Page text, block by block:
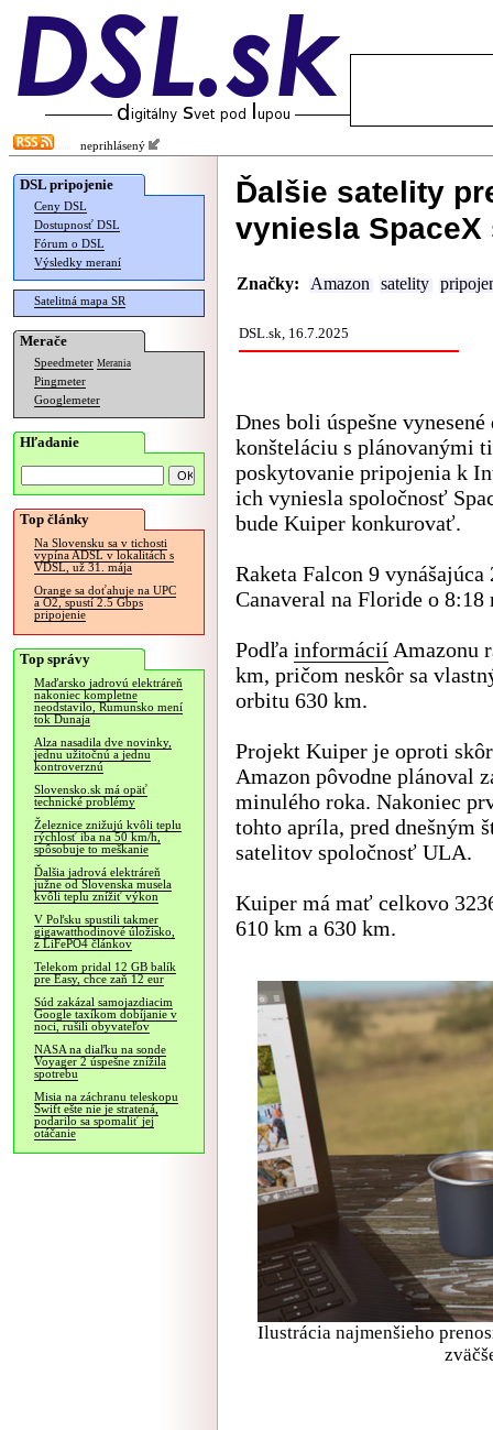
neprihlásený
DSL pripojenie
Ceny DSL
Dostupnosť DSL
Fórum o DSL
Výsledky meraní
Satelitná mapa SR
Merače
Speedmeter Merania
Pingmeter
Googlemeter
Hľadanie
Top články
Na Slovensku sa v tichosti
vypína ADSL v lokalitách s
VDSL, už 31. mája
Orange sa doťahuje na UPC
a O2, spustí 2.5 Gbps
pripojenie
Top správy
Maďarsko jadrovú elektráreň
nakoniec kompletne
neodstavilo, Rumunsko mení
tok Dunaja
Alza nasadila dve novinky,
jednu užitočnú a jednu
kontroverznú
Slovensko.sk má opäť
technické problémy
Železnice znižujú kvôli teplu
rýchlosť iba na 50 km/h,
spôsobuje to meškanie
Ďalšia jadrová elektráreň
južne od Slovenska musela
kvôli teplu znížiť výkon
V Poľsku spustili takmer
gigawatthodinové úložisko,
z LiFePO4 článkov
Telekom pridal 12 GB balík
pre Easy, chce zaň 12 eur
Súd zakázal samojazdiacim
Google taxíkom dobíjanie v
noci, rušili obyvateľov
NASA na diaľku na sonde
Voyager 2 úspešne znížila
spotrebu
Misia na záchranu teleskopu
Swift ešte nie je stratená,
podarilo sa spomaliť jej
otáčanie
Ďalšie satelity
vyniesla
Značky: Amazon satelity
DSL.sk, 16.7.2025
Dnes boli úspešne
konšteláciu s plánovanými
poskytovanie pripojenia k
ich vyniesla spoločnosť
bude Kuiper konkurovať.
Raketa Falcon 9
Canaveral na Floride o 8:18
Podľa informácií Amazonu
km, pričom neskôr sa
orbitu 630 km.
Projekt Kuiper je oproti
Amazon pôvodne plánoval
minulého roka. Nakoniec
tohto apríla, pred dnešným
satelitov spoločnosť ULA.
Kuiper má mať celkovo
610 km a 630 km.
Ilustrácia najmenšieho